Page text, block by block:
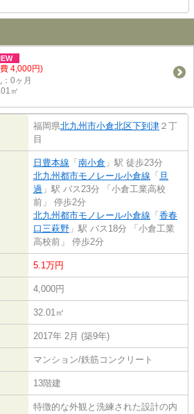
4,000円)
0ヶ月
㎡
福岡県北九州市小倉北区下到津 ２丁
目
日豊本線 「 南小倉 」駅 徒歩23分
北九州都市モノレール小倉線 「 旦
過 」駅 バス23分 「小倉工業高校
前」 停歩2分
北九州都市モノレール小倉線 「 香春
口三萩野 」駅 バス18分 「小倉工業
高校前」 停歩2分
5.1万円
4,000円
32.01㎡
2017年 2月 (築9年)
マンション/鉄筋コンクリート
13階建
特徴的な外観と洗練された設計の内